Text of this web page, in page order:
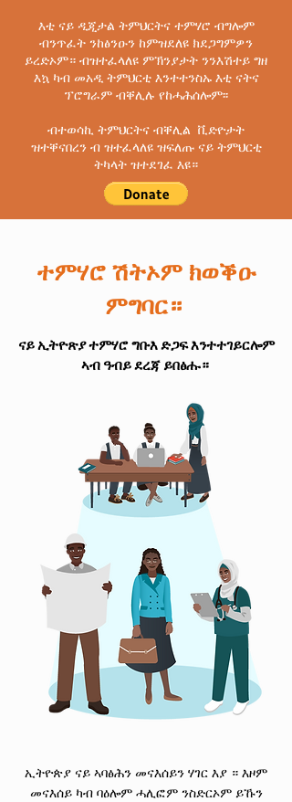
እቲ ናይ ዲጂታል ትምህርትና ተምሃሮ ብግሎም
ብንጥፈት ንከፅንዑን ከምዝደለዩ ክደጋግምዎን
ይረድኦም። ብዝተፈላለዩ ምኽንያታት ንንእሽተይ ግዘ
እኳ ካብ መአዲ ትምህርቲ እንተተንስኡ እቲ ናትና
ፕሮግራም ብቐሊሉ የከሓሕሰሎም፡፡
ብተወሳኪ ትምህርትና ብቐሊል ቪድዮታት
ዝተቐናበረን ብ ዝተፈላለዩ ዝፍለጡ ናይ ትምህርቲ
ትካላት ዝተደገፈ እዩ።
ተምሃሮ ሽትኦም ክወቕዑ
ምግባር።
ናይ ኢትዮጽያ ተምሃሮ ግቡእ ድጋፍ እንተተገይርሎም
ኣብ ዓብይ ደረጃ ይበፅሑ።
ኢትዮጵያ ናይ ኣባፅሕን መናእሰይን ሃገር እያ ። እዞም
መናእሰይ ካብ ባዕሎም ሓሊፎም ንስድርኦም ይኹን